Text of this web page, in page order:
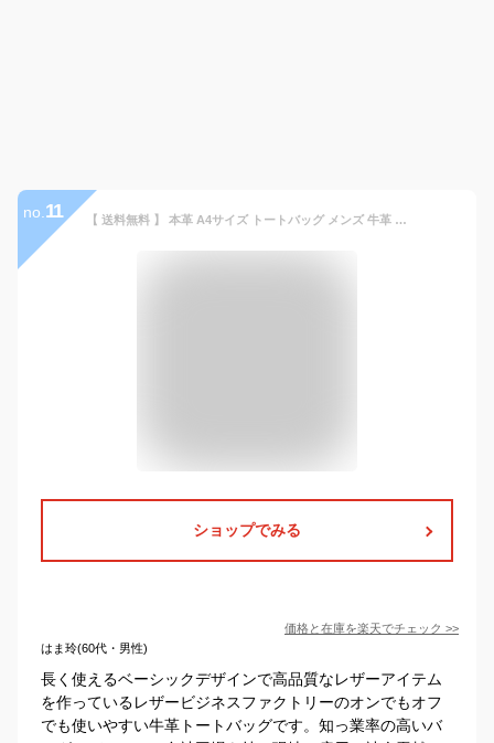
no. 11 【 送料無料 】 本革 A4サイズ トートバッグ メンズ 牛革 a4 レザー A4 PC 旅行 大きめ 黒 フォーマル 革 ビジネスバッグ 人気 ブランド トート ビジネス シンプル 手提げ ギフト トートバック 鞄 ビジネストート 通勤 通学 出張
ショップでみる
価格と在庫を楽天でチェック >>
はま玲(60代・男性)
長く使えるベーシックデザインで高品質なレザーアイテム
を作っているレザービジネスファクトリーのオンでもオフ
でも使いやすい牛革トートバッグです。知っ業率の高いバ